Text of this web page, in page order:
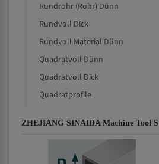
Rundrohr (Rohr) Dünn
Rundvoll Dick
Rundvoll Material Dünn
Quadratvoll Dünn
Quadratvoll Dick
Quadratprofile
ZHEJIANG SINAIDA Machine Tool